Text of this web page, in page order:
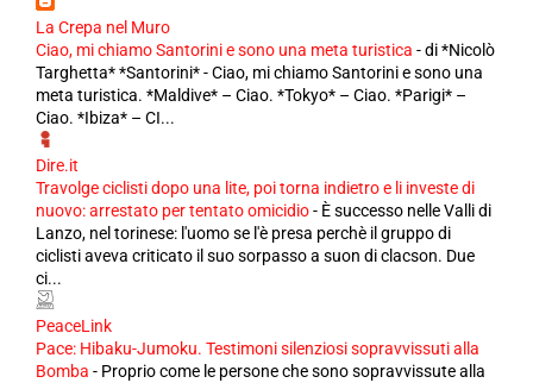
La Crepa nel Muro
Ciao, mi chiamo Santorini e sono una meta turistica -di *Nicolò
Targhetta* *Santorini* - Ciao, mi chiamo Santorini e sono una
meta turistica. *Maldive* – Ciao. *Tokyo* – Ciao. *Parigi* –
Ciao. *Ibiza* – CI...
Dire.it
Travolge ciclisti dopo una lite, poi torna indietro e li investe di
nuovo: arrestato per tentato omicidio- È successo nelle Valli di
Lanzo, nel torinese: l'uomo se l'è presa perchè il gruppo di
ciclisti aveva criticato il suo sorpasso a suon di clacson. Due
ci...
PeaceLink
Pace: Hibaku-Jumoku. Testimoni silenziosi sopravvissuti alla
Bomba - Proprio come le persone che sono sopravvissute alla